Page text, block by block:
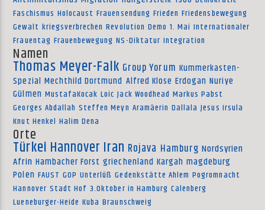
Faschismus Holocaust Frauensendung Frieden Friedensbewegung
Gewalt kriegsverbrechen Revolution Demo 1. Mai Internationaler
Frauentag Frauenbewegung NS-Diktatur Integration
Namen
Thomas Meyer-Falk Group Yorum Kummerkasten-
Spezial Mechthild Dortmund Alfred Klose Erdogan Nuriye
Gülmen MustafaKocak Loic Jack Woodhead Markus Pabst
Georges Abdallah Steffen Meyn Aramäerin Dallala Jesus Irsula
Knut Henkel Halim Dena
Orte
Türkei Hannover Iran Rojava Hamburg Nordsyrien
Afrin Hambacher Forst griechenland Kargah magdeburg
Polen FAUST GOP Unterlüß Gedenkstätte Ahlem Pogromnacht
Hannover Stadt Hof 3.Oktober in Hamburg Calenberg
Lueneburger-Heide Kuba Braunschweig